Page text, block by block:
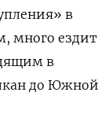
в
много ездит
в
до Южной